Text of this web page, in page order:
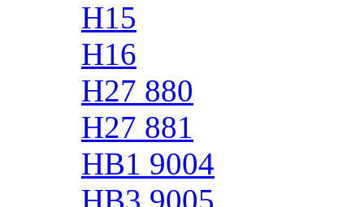
H15
H16
H27 880
H27 881
HB1 9004
HB3 9005